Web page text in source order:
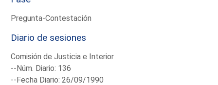
Pregunta-Contestación
Diario de sesiones
Comisión de Justicia e Interior
--Núm. Diario: 136
--Fecha Diario: 26/09/1990